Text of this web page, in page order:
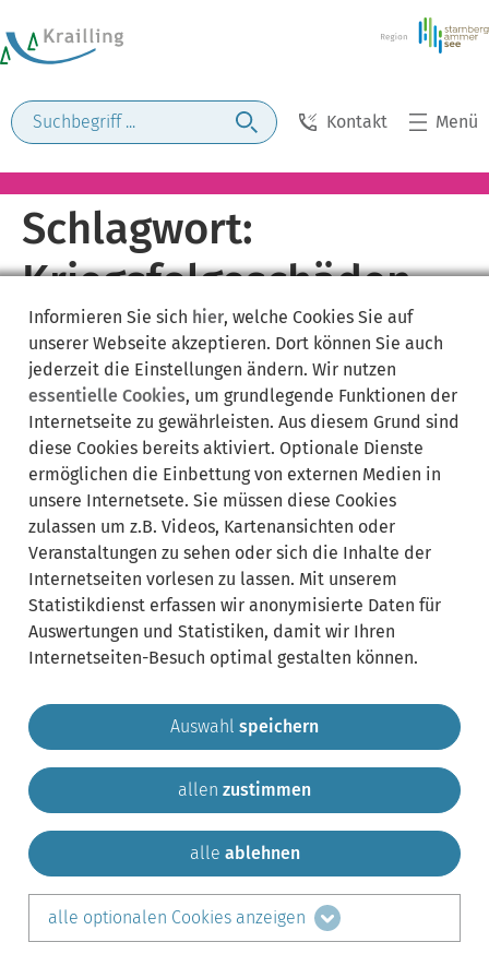
Kontakt Menü
Schlagwort:
Kriegsfolgeschäden
Gemeinde Krailling Impressum
Sitemap
Kontakt
teilen auf:
LinkedIn
Informieren Sie sich hier, welche Cookies Sie auf
unserer Webseite akzeptieren. Dort können Sie auch
jederzeit die Einstellungen ändern. Wir nutzen
essentielle Cookies, um grundlegende Funktionen der
Internetseite zu gewährleisten. Aus diesem Grund sind
diese Cookies bereits aktiviert. Optionale Dienste
ermöglichen die Einbettung von externen Medien in
unsere Internetsete. Sie müssen diese Cookies
zulassen um z.B. Videos, Kartenansichten oder
Veranstaltungen zu sehen oder sich die Inhalte der
Internetseiten vorlesen zu lassen. Mit unserem
Statistikdienst erfassen wir anonymisierte Daten für
Auswertungen und Statistiken, damit wir Ihren
Internetseiten-Besuch optimal gestalten können.
Auswahl speichern
allen zustimmen
alle ablehnen
alle optionalen Cookies anzeigen